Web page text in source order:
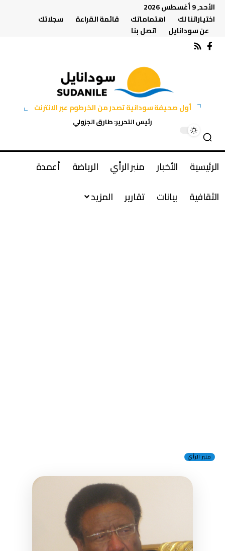
الأحد, 9 أغسطس 2026
اختياراتنا لك
اهتماماتك قائمة القراءة
سجلاتك
عن سودانايل
اتصل بنا
أول صحيفة سودانية تصدر من الخرطوم عبر الانترنت
رئيس التحرير: طارق الجزولي
الرئيسية الأخبار منبر الرأي الرياضة
أعمدة
الثقافية
بيانات تقارير المزيد
منبر الرأي